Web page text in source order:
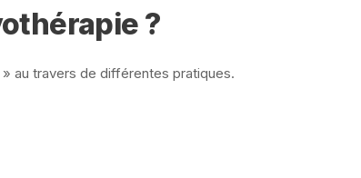
?
au travers de différentes pratiques.